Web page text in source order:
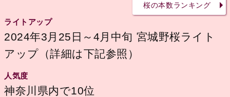
桜の本数ランキング
ライトアップ
2024年3月25日～4月中旬 宮城野桜ライト
アップ（詳細は下記参照）
人気度
神奈川県内で10位